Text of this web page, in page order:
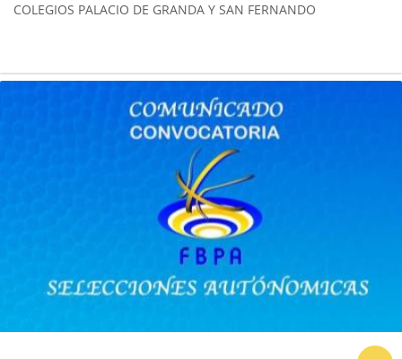
COLEGIOS PALACIO DE GRANDA Y SAN FERNANDO